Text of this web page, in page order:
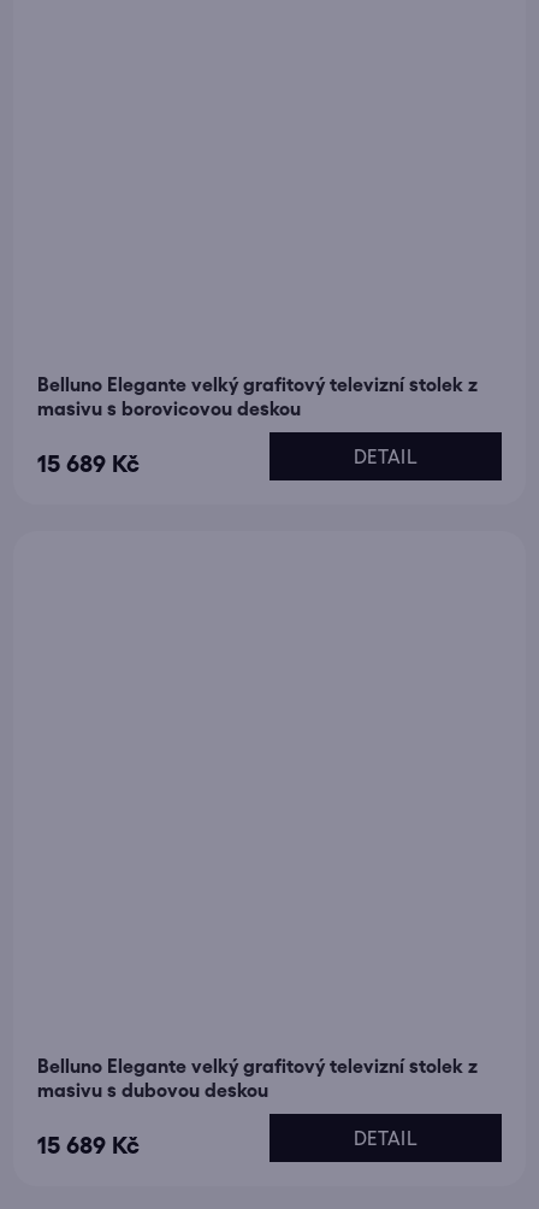
Belluno Elegante velký grafitový televizní stolek z
masivu s borovicovou deskou
15 689 Kč DETAIL
Belluno Elegante velký grafitový televizní stolek z
masivu s dubovou deskou
15 689 Kč DETAIL